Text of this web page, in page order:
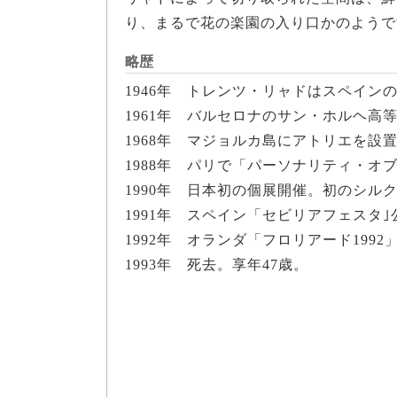
り、まるで花の楽園の入り口かのよう
略歴
1946年 トレンツ・リャドはスペイン
1961年 バルセロナのサン・ホルヘ高
1968年 マジョルカ島にアトリエを設
1988年 パリで「パーソナリティ・オ
1990年 日本初の個展開催。初のシル
1991年 スペイン「セビリアフェスタ｣
1992年 オランダ「フロリアード1992
1993年 死去。享年47歳。